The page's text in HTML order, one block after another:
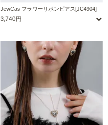
JewCas フラワーリボンピアス[JC4904]
3,740円